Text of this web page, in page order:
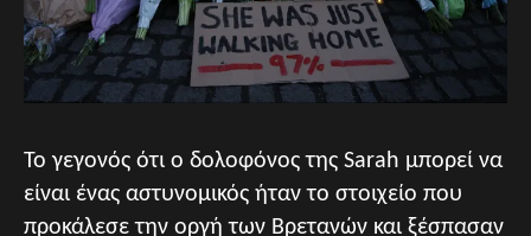
Το γεγονός ότι ο δολοφόνος της Sarah μπορεί να
είναι ένας αστυνομικός ήταν το στοιχείο που
προκάλεσε την οργή των Βρετανών και ξέσπασαν